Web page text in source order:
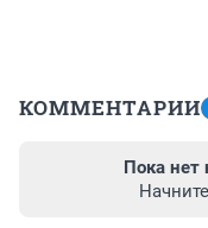
КОММЕНТАРИИ
Пока нет